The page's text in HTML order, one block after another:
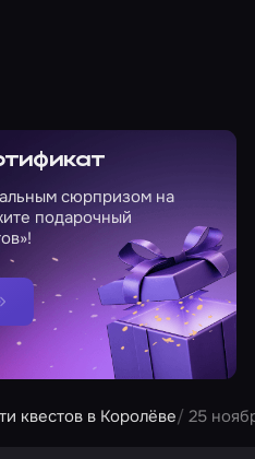
сюрпризом на
подарочный
квестов в Королёве 25